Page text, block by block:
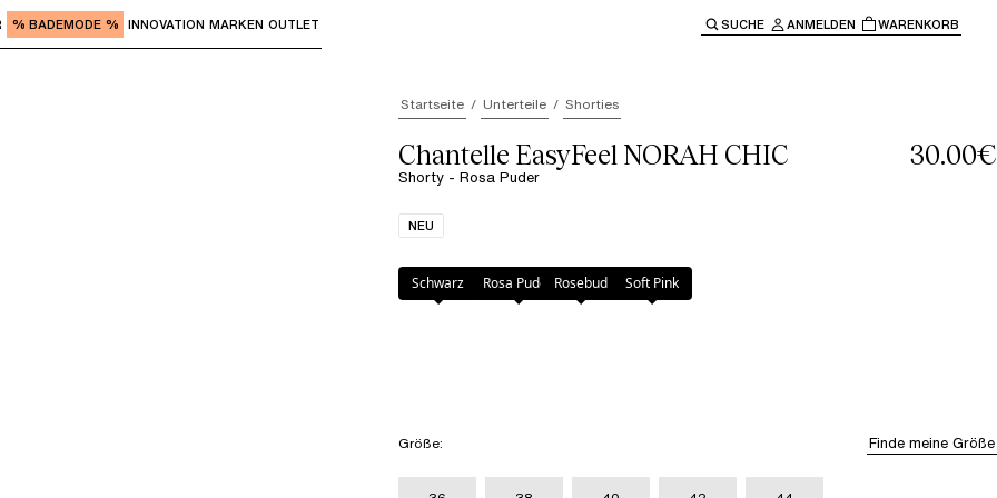
zum Aufrufen der Untermenüs und "Pfeil nach oben" oder "Escape" um zur Hauptnavigation
% BADEMODE % INNOVATION MARKEN OUTLET SUCHE ANMELDEN WARENKORB
Startseite Unterteile Shorties
Chantelle EasyFeel NORAH CHIC
Shorty - Rosa Puder
30.00€
NEU
Farbe:Rosa Puder
Schwarz Rosa Puder Rosebud Soft Pink
Größe: Finde meine Größe